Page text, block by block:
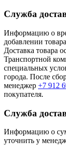
Служба
Информацию о
добавлении
Доставка товара
Транспортной
специальных
города. После
менеджер +7 912
покупателя.
Служба
Информацию о
уточнить у